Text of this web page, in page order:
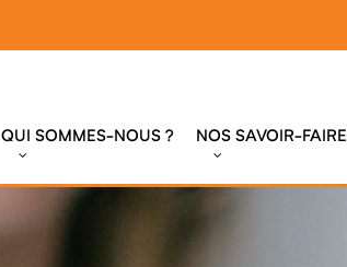
QUI SOMMES-NOUS ? NOS SAVOIR-FAIRE